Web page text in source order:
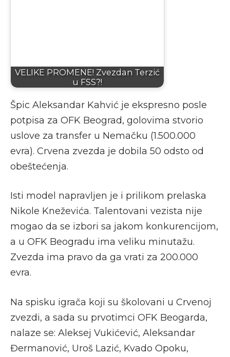
VELIKE PROMENE! Zvezdan Terzić
u FSS?!
Špic Aleksandar Kahvić je ekspresno posle
potpisa za OFK Beograd, golovima stvorio
uslove za transfer u Nemačku (1.500.000
evra). Crvena zvezda je dobila 50 odsto od
obeštećenja.
Isti model napravljen je i prilikom prelaska
Nikole Kneževića. Talentovani vezista nije
mogao da se izbori sa jakom konkurencijom,
a u OFK Beogradu ima veliku minutažu.
Zvezda ima pravo da ga vrati za 200.000
evra.
Na spisku igrača koji su školovani u Crvenoj
zvezdi, a sada su prvotimci OFK Beogarda,
nalaze se: Aleksej Vukićević, Aleksandar
Đermanović, Uroš Lazić, Kvado Opoku,